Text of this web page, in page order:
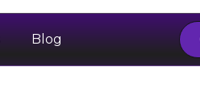
Blog